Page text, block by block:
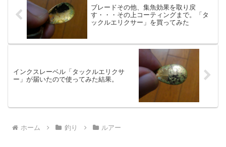
ブレードその他、集魚効果を取り戻
す・・・その上コーティングまで。「タ
ックルエリクサー」を買ってみた
インクスレーベル「タックルエリクサ
ー」が届いたので使ってみた結果。
ホーム 釣り ルアー